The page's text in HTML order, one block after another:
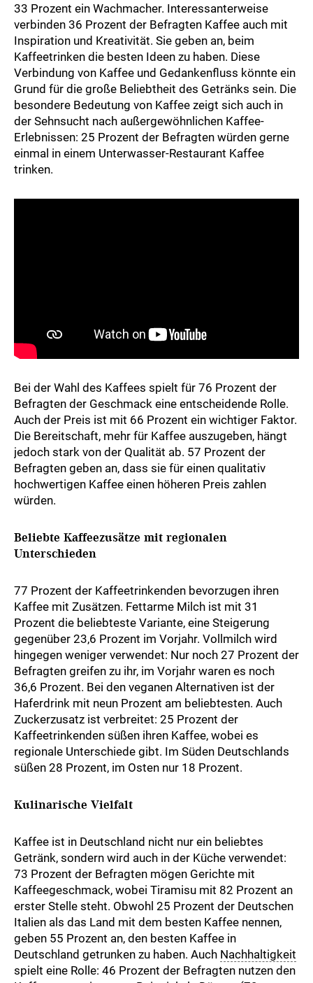
33 Prozent ein Wachmacher. Interessanterweise
verbinden 36 Prozent der Befragten Kaffee auch mit
Inspiration und Kreativität. Sie geben an, beim
Kaffeetrinken die besten Ideen zu haben. Diese
Verbindung von Kaffee und Gedankenfluss könnte ein
Grund für die große Beliebtheit des Getränks sein. Die
besondere Bedeutung von Kaffee zeigt sich auch in
der Sehnsucht nach außergewöhnlichen Kaffee-
Erlebnissen: 25 Prozent der Befragten würden gerne
einmal in einem Unterwasser-Restaurant Kaffee
trinken.
Bei der Wahl des Kaffees spielt für 76 Prozent der
Befragten der Geschmack eine entscheidende Rolle.
Auch der Preis ist mit 66 Prozent ein wichtiger Faktor.
Die Bereitschaft, mehr für Kaffee auszugeben, hängt
jedoch stark von der Qualität ab. 57 Prozent der
Befragten geben an, dass sie für einen qualitativ
hochwertigen Kaffee einen höheren Preis zahlen
würden.
Beliebte Kaffeezusätze mit regionalen
Unterschieden
77 Prozent der Kaffeetrinkenden bevorzugen ihren
Kaffee mit Zusätzen. Fettarme Milch ist mit 31
Prozent die beliebteste Variante, eine Steigerung
gegenüber 23,6 Prozent im Vorjahr. Vollmilch wird
hingegen weniger verwendet: Nur noch 27 Prozent der
Befragten greifen zu ihr, im Vorjahr waren es noch
36,6 Prozent. Bei den veganen Alternativen ist der
Haferdrink mit neun Prozent am beliebtesten. Auch
Zuckerzusatz ist verbreitet: 25 Prozent der
Kaffeetrinkenden süßen ihren Kaffee, wobei es
regionale Unterschiede gibt. Im Süden Deutschlands
süßen 28 Prozent, im Osten nur 18 Prozent.
Kulinarische Vielfalt
Kaffee ist in Deutschland nicht nur ein beliebtes
Getränk, sondern wird auch in der Küche verwendet:
73 Prozent der Befragten mögen Gerichte mit
Kaffeegeschmack, wobei Tiramisu mit 82 Prozent an
erster Stelle steht. Obwohl 25 Prozent der Deutschen
Italien als das Land mit dem besten Kaffee nennen,
geben 55 Prozent an, den besten Kaffee in
Deutschland getrunken zu haben. Auch Nachhaltigkeit
spielt eine Rolle: 46 Prozent der Befragten nutzen den